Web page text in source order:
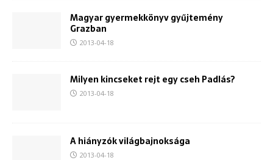
Magyar gyermekkönyv gyűjtemény
Grazban
2013-04-18
Milyen kincseket rejt egy cseh Padlás?
2013-04-18
A hiányzók világbajnoksága
2013-04-18